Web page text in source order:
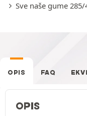
Sve naše gume 285/
OPIS FAQ
OPIS